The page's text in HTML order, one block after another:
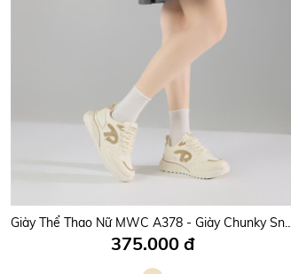
Giày Thể Thao Nữ MWC A378 - Giày Chunky Sneakers
375.000 đ